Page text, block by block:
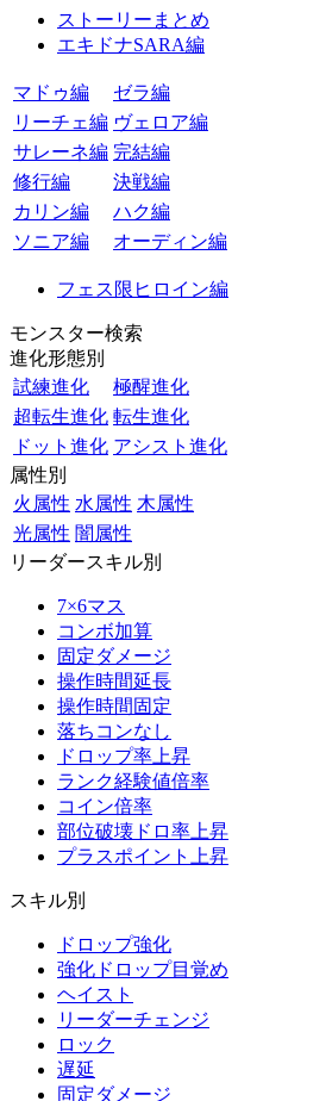
ストーリーまとめ
エキドナSARA編
マドゥ編
ゼラ編
リーチェ編 ヴェロア編
サレーネ編 完結編
修行編
決戦編
カリン編
ハク編
ソニア編
オーディン編
フェス限ヒロイン編
モンスター検索
進化形態別
試練進化
極醒進化
超転生進化 転生進化
ドット進化 アシスト進化
属性別
火属性 水属性 木属性
光属性 闇属性
リーダースキル別
7×6マス
コンボ加算
固定ダメージ
操作時間延長
操作時間固定
落ちコンなし
ドロップ率上昇
ランク経験値倍率
コイン倍率
部位破壊ドロ率上昇
プラスポイント上昇
スキル別
ドロップ強化
強化ドロップ目覚め
ヘイスト
リーダーチェンジ
ロック
遅延
固定ダメージ